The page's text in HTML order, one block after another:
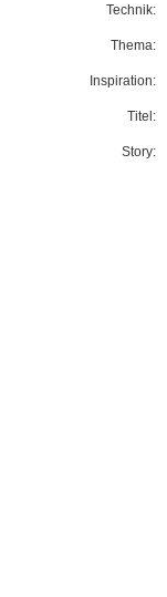
Technik:
Thema:
Inspiration:
Titel:
Story: